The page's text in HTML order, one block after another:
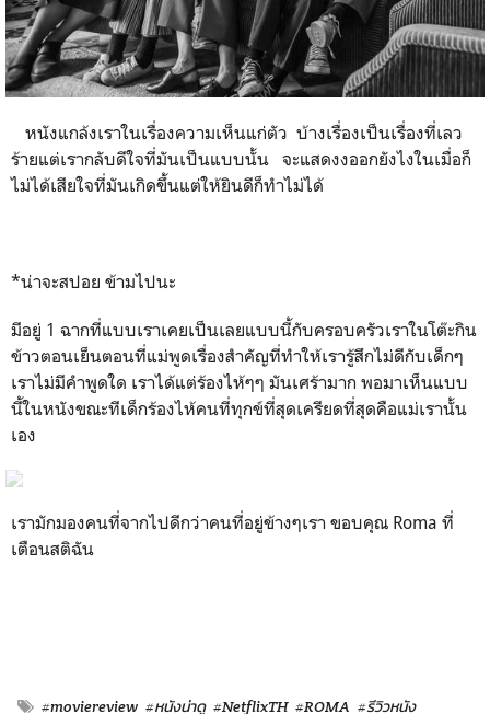
หนังแกล้งเราในเรื่องความเห็นแก่ตัว บ้างเรื่องเป็นเรื่องที่เลว
ร้ายแต่เรากลับดีใจที่มันเป็นแบบนั้น จะแสดงงออกยังไงในเมื่อก็
ไม่ได้เสียใจที่มันเกิดขึ้นแต่ให้ยินดีก็ทำไม่ได้
*น่าจะสปอย ข้ามไปนะ
มีอยู่ 1 ฉากที่แบบเราเคยเป็นเลยแบบนี้กับครอบครัวเราในโต๊ะกิน
ข้าวตอนเย็นตอนที่แม่พูดเรื่องสำคัญที่ทำให้เรารู้สึกไม่ดีกับเด็กๆ
เราไม่มีคำพูดใด เราได้แต่ร้องไห้ๆๆ มันเศร้ามาก พอมาเห็นแบบ
นี้ในหนังขณะทีเด็กร้องไห้คนที่ทุกข์ที่สุดเครียดที่สุดคือแม่เรานั้น
เอง
เรามักมองคนที่จากไปดีกว่าคนที่อยู่ข้างๆเรา ขอบคุณ Roma ที่
เตือนสติฉัน
#moviereview #หนังน่าดู #NetflixTH #ROMA #รีวิวหนัง